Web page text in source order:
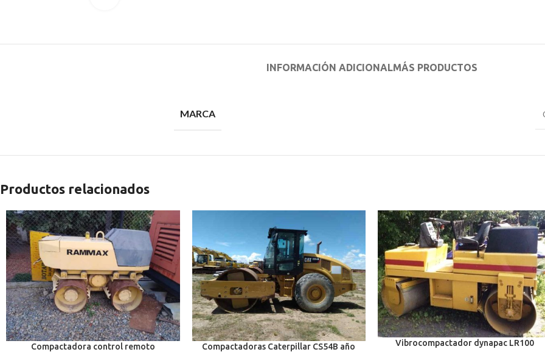
INFORMACIÓN ADICIONALMÁS PRODUCTOS
MARCA
Productos relacionados
Compactadora control remoto Compactadoras Caterpillar CS54B año Vibrocompactador dynapac LR100